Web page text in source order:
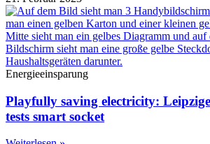
Energieeinsparung
Playfully saving electricity:
tests smart socket